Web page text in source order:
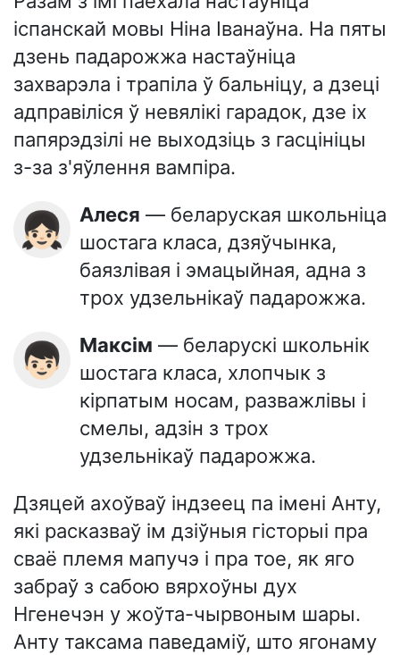
іспанскай мовы Ніна Іванаўна. На пяты
дзень падарожжа настаўніца
захварэла і трапіла ў бальніцу, а дзеці
адправіліся ў невялікі гарадок, дзе іх
папярэдзілі не выходзіць з гасцініцы
з-за з'яўлення вампіра.
👧🏻 Алеся — беларуская школьніца
шостага класа, дзяўчынка,
баязлівая і эмацыйная, адна з
трох удзельнікаў падарожжа.
👦🏻 Максім — беларускі школьнік
шостага класа, хлопчык з
кірпатым носам, разважлівы і
смелы, адзін з трох
удзельнікаў падарожжа.
Дзяцей ахоўваў індзеец па імені Анту,
які расказваў ім дзіўныя гісторыі пра
сваё племя мапучэ і пра тое, як яго
забраў з сабою вярхоўны дух
Нгенечэн у жоўта-чырвоным шары.
Анту таксама паведаміў, што ягонаму